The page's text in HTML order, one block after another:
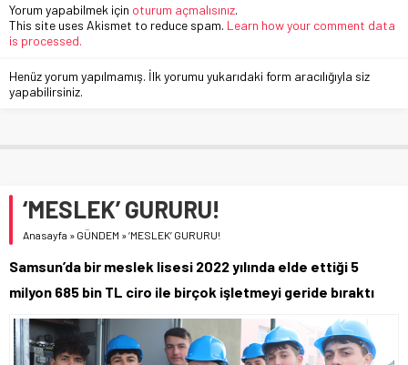
Yorum yapabilmek için oturum açmalısınız.
This site uses Akismet to reduce spam. Learn how your comment data
is processed.
Henüz yorum yapılmamış. İlk yorumu yukarıdaki form aracılığıyla siz
yapabilirsiniz.
‘MESLEK’ GURURU!
Anasayfa » GÜNDEM »‘MESLEK’ GURURU!
Samsun’da bir meslek lisesi 2022 yılında elde ettiği 5
milyon 685 bin TL ciro ile birçok işletmeyi geride bıraktı